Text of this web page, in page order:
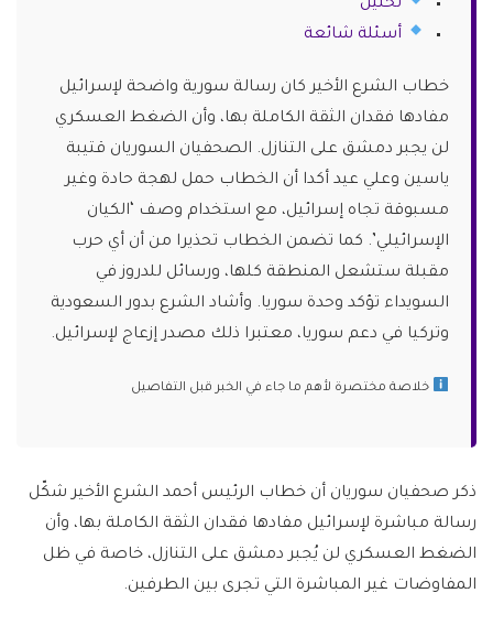
تحليل
أسئلة شائعة
خطاب الشرع الأخير كان رسالة سورية واضحة لإسرائيل
مفادها فقدان الثقة الكاملة بها، وأن الضغط العسكري
لن يجبر دمشق على التنازل. الصحفيان السوريان قتيبة
ياسين وعلي عيد أكدا أن الخطاب حمل لهجة حادة وغير
مسبوقة تجاه إسرائيل، مع استخدام وصف ‘الكيان
الإسرائيلي’. كما تضمن الخطاب تحذيرا من أن أي حرب
مقبلة ستشعل المنطقة كلها، ورسائل للدروز في
السويداء تؤكد وحدة سوريا. وأشاد الشرع بدور السعودية
وتركيا في دعم سوريا، معتبرا ذلك مصدر إزعاج لإسرائيل.
خلاصة مختصرة لأهم ما جاء في الخبر قبل التفاصيل
ذكر صحفيان سوريان أن خطاب الرئيس أحمد الشرع الأخير شكّل
رسالة مباشرة لإسرائيل مفادها فقدان الثقة الكاملة بها، وأن
الضغط العسكري لن يُجبر دمشق على التنازل، خاصة في ظل
المفاوضات غير المباشرة التي تجرى بين الطرفين.